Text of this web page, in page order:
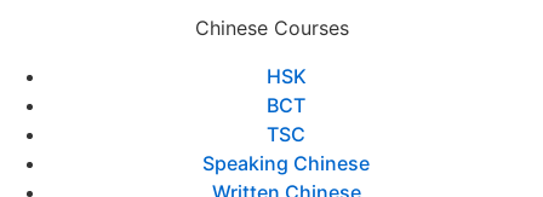
Chinese Courses
HSK
BCT
TSC
Speaking Chinese
Written Chinese